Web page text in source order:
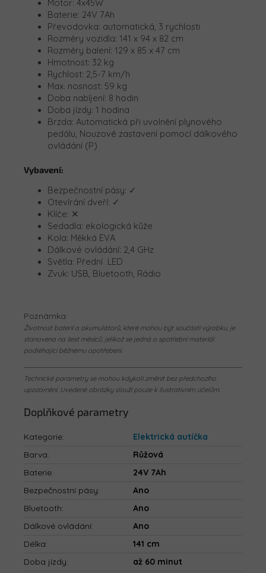
Motor: 4x45W
Baterie: 24V 7Ah
Převodovka: automatická, 3 rychlosti
Rozměry vozidla: 141 x 94 x 82 cm
Rozměry balení: 129 x 85 x 47 cm
Hmotnost: 32 kg
Rychlost: 2,5-7 km/h
Max. nosnost: 59 kg
Doba nabíjení: 8 hodin
Doba jízdy: 1 hodina
Brzda: Automatická při uvolnění plynového
pedálu, Nouzové zastavení pomocí dálkového
ovládání (P)
Vybavení:
Bezpečnostní pásy: ✓
Otevírání dveří: ✓
Klíče: ✕
Sedadla: ekologická kůže
Kola: Měkká EVA
Dálkové ovládání: 2,4 GHz
Světla: Přední LED
Zvuk: USB, Bluetooth, Rádio
Poznámka:
Životnost baterií a akumulátorů, které mohou být součástí výrobku, je
stanovena na šest měsíců, jelikož se jedná o spotřební materiál
podléhající běžnému opotřebení.
Technické parametry se mohou kdykoli změnit bez předchozího
upozornění. Uvedené obrázky slouží pouze k ilustrativním účelům.
Doplňkové parametry
Kategorie:
Elektrická autíčka
Barva:
Růžová
Baterie:
24V 7Ah
Bezpečnostní pásy:
Ano
Bluetooth:
Ano
Dálkové ovládání:
Ano
Délka:
141 cm
Doba jízdy:
až 60 minut